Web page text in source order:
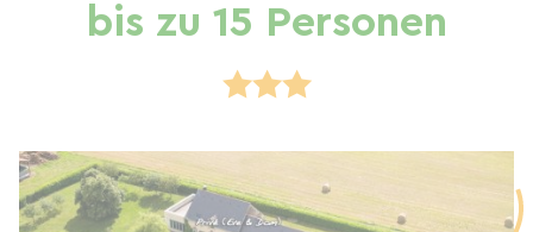
bis zu 15 Personen